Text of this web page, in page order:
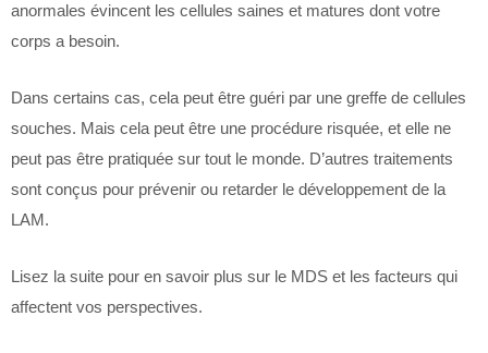
anormales évincent les cellules saines et matures dont votre
corps a besoin.
Dans certains cas, cela peut être guéri par une greffe de cellules
souches. Mais cela peut être une procédure risquée, et elle ne
peut pas être pratiquée sur tout le monde. D’autres traitements
sont conçus pour prévenir ou retarder le développement de la
LAM.
Lisez la suite pour en savoir plus sur le MDS et les facteurs qui
affectent vos perspectives.